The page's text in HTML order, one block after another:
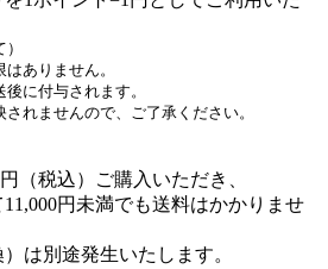
ありません。
に付与されます。
れませんので、ご了承ください。
（税込）ご購入いただき、
円未満でも送料はかかりませ
は別途発生いたします。